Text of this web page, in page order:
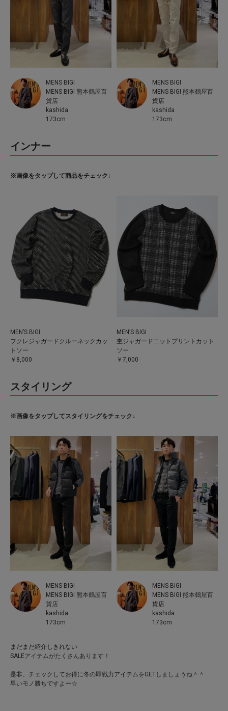
MENS BIGI
MENS BIGI 熊本鶴屋百
貨店
kashida
173cm
MENS BIGI
MENS BIGI 熊本鶴屋百
貨店
kashida
173cm
インナー
※画像をタップして商品をチェック↓
MEN’S BIGI
フクレジャガードクルーネックカッ
トソー
￥8,000
MEN’S BIGI
杢ジャガードニットプリントカット
ソー
￥7,000
スタイリング
※画像をタップしてスタイリングをチェック↓
MENS BIGI
MENS BIGI 熊本鶴屋百
貨店
kashida
173cm
MENS BIGI
MENS BIGI 熊本鶴屋百
貨店
kashida
173cm
まだまだ紹介しきれない
SALEアイテムがたくさんあります！
是非、チェックしてお得に冬の即戦力アイテムをGETしましょうね＾＾
早いモノ勝ちですよー☆